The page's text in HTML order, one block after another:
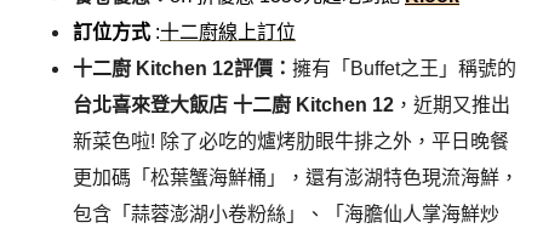
訂位方式 :十二廚線上訂位
十二廚 Kitchen 12評價： 擁有「Buffet之王」稱號的
台北喜來登大飯店 十二廚 Kitchen 12 ，近期又推出
新菜色啦! 除了必吃的爐烤肋眼牛排之外，平日晚餐
更加碼「松葉蟹海鮮桶」，還有澎湖特色現流海鮮，
包含「蒜蓉澎湖小卷粉絲」、「海膽仙人掌海鮮炒